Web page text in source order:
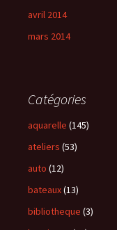
avril 2014
mars 2014
Catégories
aquarelle (145)
ateliers (53)
auto (12)
bateaux(13)
bibliotheque (3)